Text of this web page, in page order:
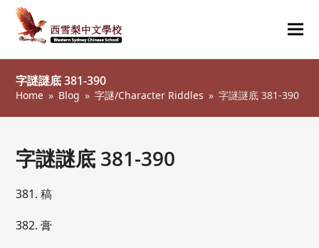
字謎謎底 381-390
Home » Blog » 字謎/Character Riddles » 字謎謎底 381-390
字謎謎底 381-390
381. 稿
382. 膏